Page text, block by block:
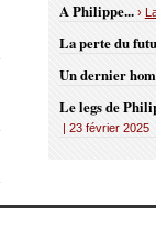
A Philippe... ›
La perte du
Un dernier
Le legs de
| 23 février 2025